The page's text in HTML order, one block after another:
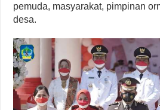
pemuda, masyarakat, pimpinan
desa.